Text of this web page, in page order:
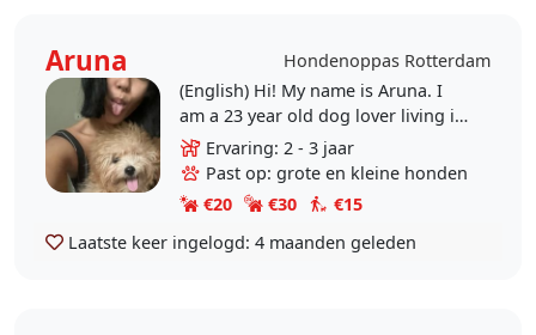
Aruna
Hondenoppas Rotterdam
(English) Hi! My name is Aruna. I
am a 23 year old dog lover living in
Rotterdam. I am originally from
Indonesia, where my family and I
have 5 dogs..
Ervaring: 2 - 3 jaar
Past op: grote en kleine honden
€20
€30
€15
Laatste keer ingelogd: 4 maanden geleden